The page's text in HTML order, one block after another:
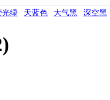
光绿 天蓝色 大气黑 深空黑